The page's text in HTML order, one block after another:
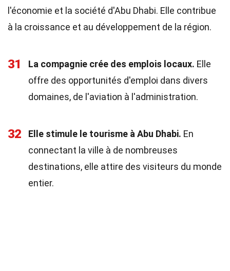
l'économie et la société d'Abu Dhabi. Elle contribue
à la croissance et au développement de la région.
31 La compagnie crée des emplois locaux. Elle
offre des opportunités d'emploi dans divers
domaines, de l'aviation à l'administration.
32 Elle stimule le tourisme à Abu Dhabi. En
connectant la ville à de nombreuses
destinations, elle attire des visiteurs du monde
entier.